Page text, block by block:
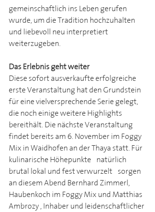
gemeinschaftlich ins Leben gerufen
wurde, um die Tradition hochzuhalten
und liebevoll neu interpretiert
weiterzugeben.
Das Erlebnis geht weiter
Diese sofort ausverkaufte erfolgreiche
erste Veranstaltung hat den Grundstein
für eine vielversprechende Serie gelegt,
die noch einige weitere Highlights
bereithält. Die nächste Veranstaltung
findet bereits am 6. November im Foggy
Mix in Waidhofen an der Thaya statt. Für
kulinarische Höhepunkte - natürlich
brutal lokal und fest verwurzelt - sorgen
an diesem Abend Bernhard Zimmerl,
Haubenkoch im Foggy Mix und Matthias
Ambrozy , Inhaber und leidenschaftlicher